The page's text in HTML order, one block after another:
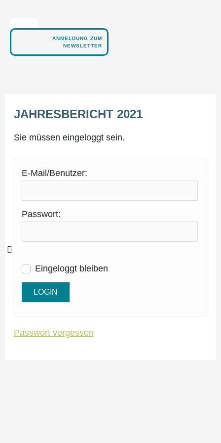
springen
ANMELDUNG ZUM
NEWSLETTER
JAH­RES­BE­RICHT 2021
Sie müssen eingeloggt sein.
E-Mail/Benutzer:
Passwort:
Eingeloggt bleiben
Passwort vergessen